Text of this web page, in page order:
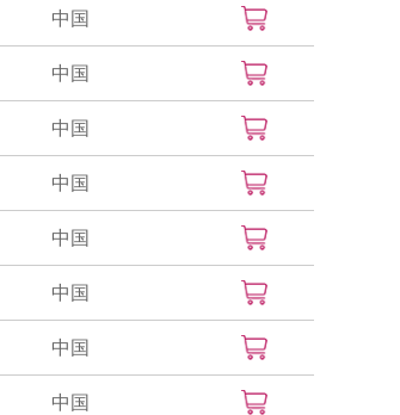
中国
中国
中国
中国
中国
中国
中国
中国